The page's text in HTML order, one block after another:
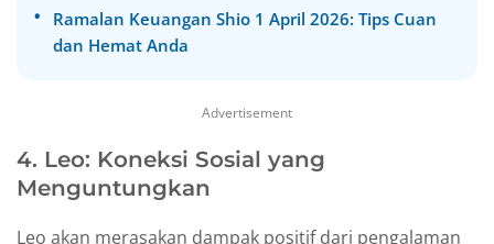
Ramalan Keuangan Shio 1 April 2026: Tips Cuan
dan Hemat Anda
Advertisement
4. Leo: Koneksi Sosial yang
Menguntungkan
Leo akan merasakan dampak positif dari pengalaman